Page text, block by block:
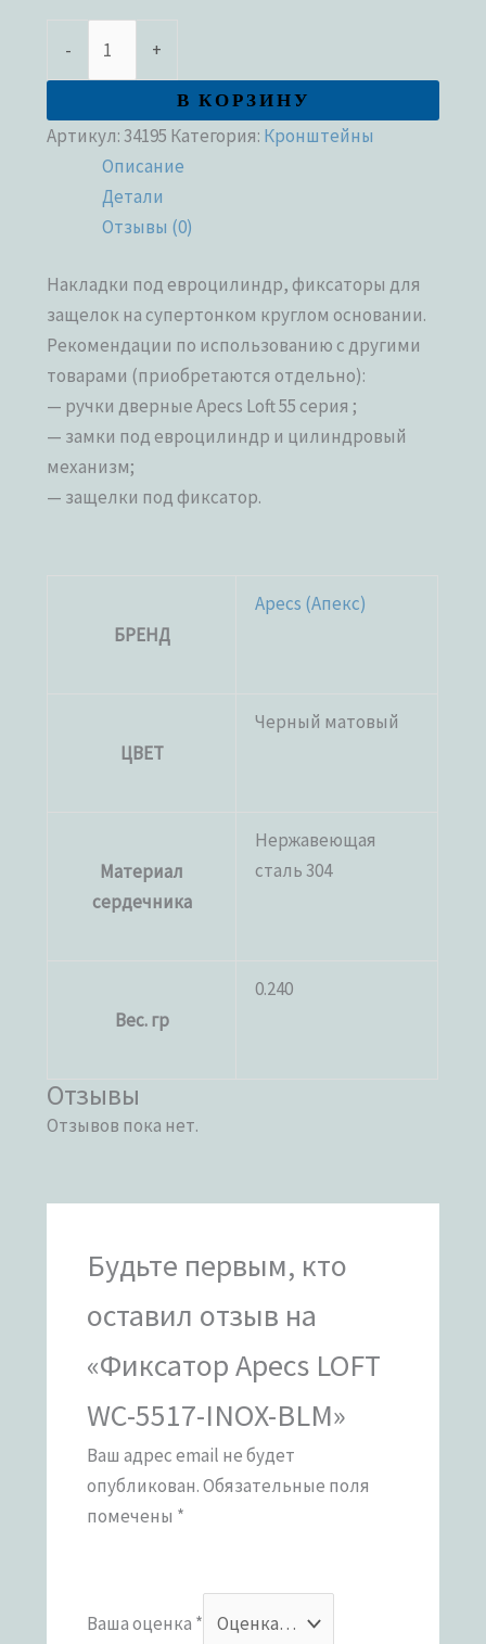
- +
В КОРЗИНУ
Артикул:34195 Категория: Кронштейны
Описание
Детали
Отзывы (0)
Накладки под евроцилиндр, фиксаторы для
защелок на супертонком круглом основании.
Рекомендации по использованию с другими
товарами (приобретаются отдельно):
— ручки дверные Apecs Loft 55 серия ;
— замки под евроцилиндр и цилиндровый
механизм;
— защелки под фиксатор.
БРЕНД
Apecs (Апекс)
ЦВЕТ
Черный матовый
Материал
сердечника
Нержавеющая
сталь 304
Вес. гр
0.240
Отзывы
Отзывов пока нет.
Будьте первым, кто
оставил отзыв на
«Фиксатор Apecs LOFT
WC-5517-INOX-BLM»
Ваш адрес email не будет
опубликован.Обязательные поля
помечены *
Ваша оценка *